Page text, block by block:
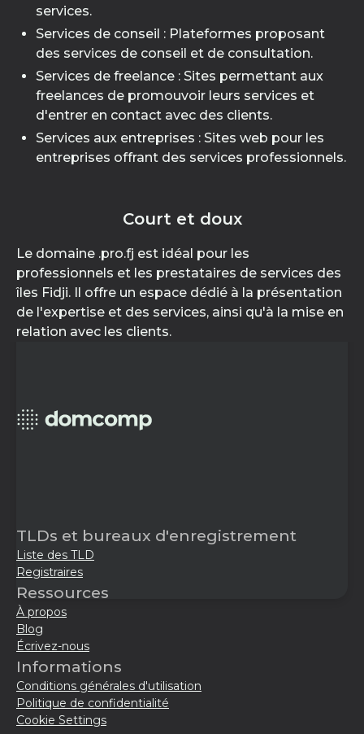
services.
Services de conseil : Plateformes proposant
des services de conseil et de consultation.
Services de freelance : Sites permettant aux
freelances de promouvoir leurs services et
d'entrer en contact avec des clients.
Services aux entreprises : Sites web pour les
entreprises offrant des services professionnels.
Court et doux
Le domaine .pro.fj est idéal pour les
professionnels et les prestataires de services des
îles Fidji. Il offre un espace dédié à la présentation
de l'expertise et des services, ainsi qu'à la mise en
relation avec les clients.
TLDs et bureaux d'enregistrement
Liste des TLD
Registraires
Ressources
À propos
Blog
Écrivez-nous
Informations
Conditions générales d'utilisation
Politique de confidentialité
Cookie Settings